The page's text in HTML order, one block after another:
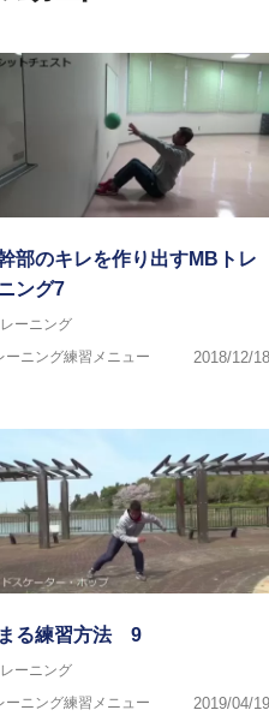
部
学部ソフトボール部
愛媛大学医学部準硬式野球部 他
ポーツプログラマー
日本トレーニング指導者協会 JATI?ATI
部のキレを作り出すMBトレ
ング7
ーニング
ーニング練習メニュー
2018/12/18
る練習方法 9
ーニング
ーニング練習メニュー
2019/04/19